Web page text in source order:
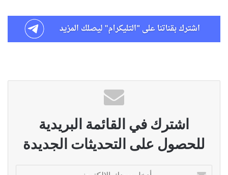
اشترك في القائمة البريدية
للحصول على التحديثات الجديدة